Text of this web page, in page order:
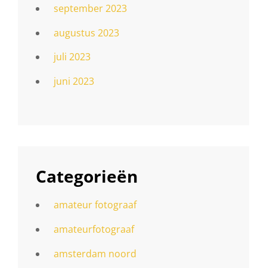
september 2023
augustus 2023
juli 2023
juni 2023
Categorieën
amateur fotograaf
amateurfotograaf
amsterdam noord